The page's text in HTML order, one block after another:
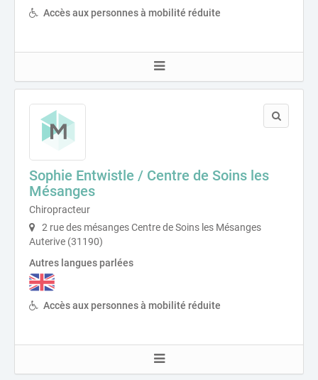
Accès aux personnes à mobilité réduite
Sophie Entwistle / Centre de Soins les
Mésanges
Chiropracteur
2 rue des mésanges Centre de Soins les Mésanges
Auterive (31190)
Autres langues parlées
Accès aux personnes à mobilité réduite